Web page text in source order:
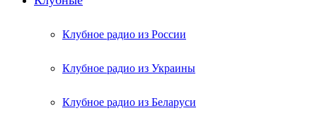
Клубное радио из России
Клубное радио из Украины
Клубное радио из Беларуси